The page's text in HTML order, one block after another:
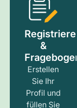
Registrieren
&
Fragebogen
Erstellen
Sie Ihr
Profil und
füllen Sie